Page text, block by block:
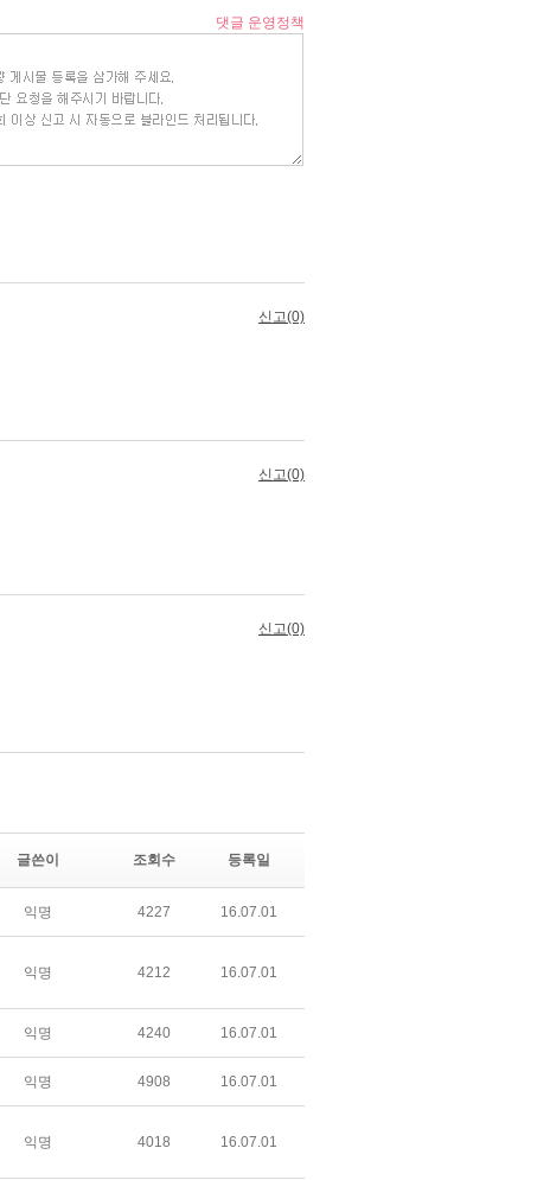
글쓴이 조회수 등록일
익명 4227 16.07.01
익명 4212 16.07.01
익명 4240 16.07.01
익명 4908 16.07.01
익명 4018 16.07.01